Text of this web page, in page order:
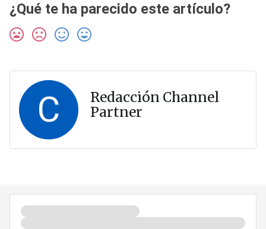
¿Qué te ha parecido este artículo?
C
Redacción Channel
Partner